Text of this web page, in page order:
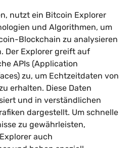
nutzt ein Bitcoin Explorer
und Algorithmen, um
Blockchain zu analysieren
Der Explorer greift auf
APIs (Application
zu, um Echtzeitdaten von
erhalten. Diese Daten
und in verständlichen
dargestellt. Um schnelle
zu gewährleisten,
auch